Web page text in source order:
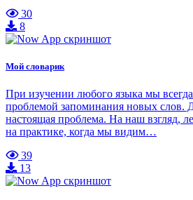
30
8
Мой словарик
При изучении любого языка мы всегда
проблемой запоминания новых слов.
настоящая проблема. На наш взгляд,
на практике, когда мы видим…
39
13